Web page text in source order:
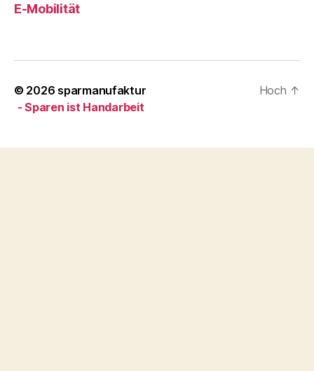
E-Mobilität
© 2026 sparmanufaktur
- Sparen ist Handarbeit
Hoch ↑